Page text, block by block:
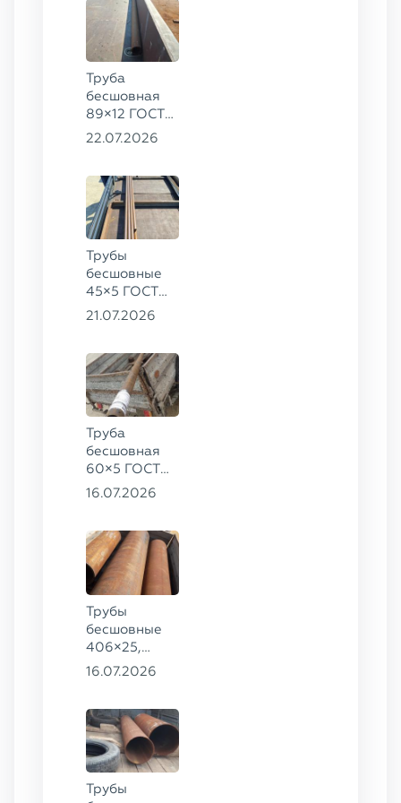
Труба
бесшовная
89×12 ГОСТ
8732-78, ст.
22.07.2026
Трубы
бесшовные
45×5 ГОСТ
8734-75, ст.
21.07.2026
Труба
бесшовная
60×5 ГОСТ
8732-78, ст.
16.07.2026
Трубы
бесшовные
406×25,
325×20,
09Г2С
16.07.2026
Трубы